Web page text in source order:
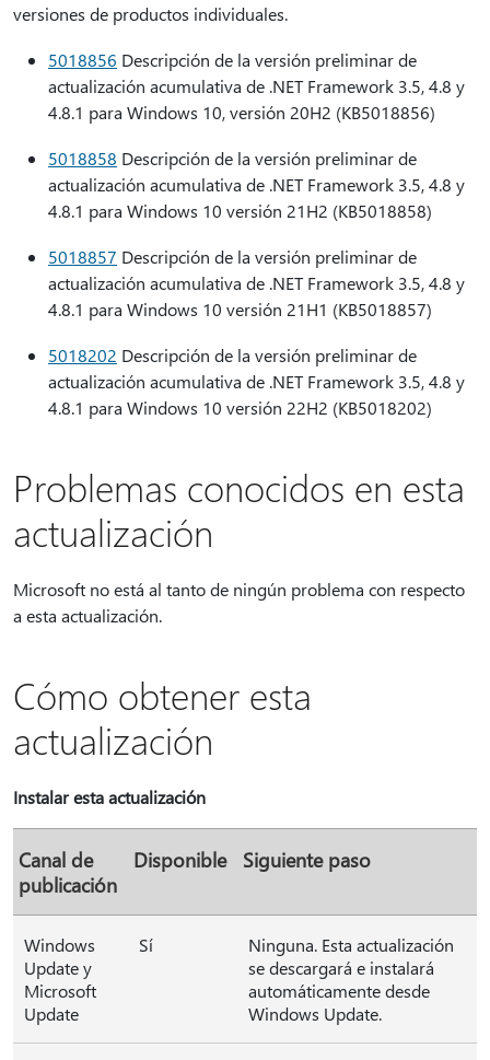
versiones de productos individuales.
5018856 Descripción de la versión preliminar de
actualización acumulativa de .NET Framework 3.5, 4.8 y
4.8.1 para Windows 10, versión 20H2 (KB5018856)
5018858 Descripción de la versión preliminar de
actualización acumulativa de .NET Framework 3.5, 4.8 y
4.8.1 para Windows 10 versión 21H2 (KB5018858)
5018857 Descripción de la versión preliminar de
actualización acumulativa de .NET Framework 3.5, 4.8 y
4.8.1 para Windows 10 versión 21H1 (KB5018857)
5018202 Descripción de la versión preliminar de
actualización acumulativa de .NET Framework 3.5, 4.8 y
4.8.1 para Windows 10 versión 22H2 (KB5018202)
Problemas conocidos en esta
actualización
Microsoft no está al tanto de ningún problema con respecto
a esta actualización.
Cómo obtener esta
actualización
Instalar esta actualización
Canal de
publicación
Disponible Siguiente paso
Windows
Update y
Microsoft
Update
Sí
Ninguna. Esta actualización
se descargará e instalará
automáticamente desde
Windows Update.